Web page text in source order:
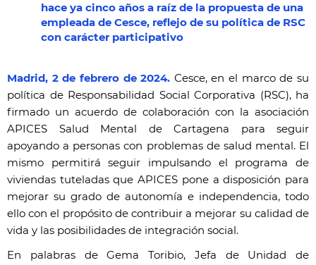
hace ya cinco años a raíz de la propuesta de una
empleada de Cesce, reflejo de su política de RSC
con carácter participativo
Madrid, 2de febrerode 2024. Cesce, en el marco de su
política de Responsabilidad Social Corporativa (RSC), ha
firmado un acuerdo de colaboración con la asociación
APICES Salud Mental de Cartagena para seguir
apoyando a personas con problemas de salud mental. El
mismo permitirá seguir impulsando el programa de
viviendas tuteladas que APICES pone a disposición para
mejorar su grado de autonomía e independencia, todo
ello con el propósito de contribuir a mejorar su calidad de
vida y las posibilidades de integración social.
En palabras de Gema Toribio, Jefa de Unidad de